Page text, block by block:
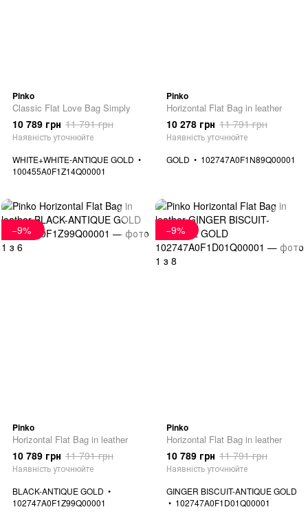
Pinko
Classic Flat Love Bag Simply
10 789 грн 11 791 грн
Наявність уточнюйте
WHITE+WHITE-ANTIQUE GOLD
100455A0F1Z14Q00001
Pinko
Horizontal Flat Bag in leather
10 278 грн 11 791 грн
Наявність уточнюйте
GOLD
102747A0F1N89Q00001
−9%
Pinko
Horizontal Flat Bag in leather
10 789 грн 11 791 грн
Наявність уточнюйте
BLACK-ANTIQUE GOLD
102747A0F1Z99Q00001
−9%
Pinko
Horizontal Flat Bag in leather
10 789 грн 11 791 грн
Наявність уточнюйте
GINGER BISCUIT-ANTIQUE GOLD
102747A0F1D01Q00001